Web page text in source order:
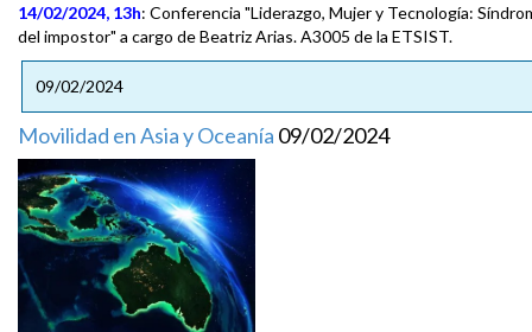
14/02/2024, 13h: Conferencia "Liderazgo, Mujer y Tecnología:
del impostor" a cargo de Beatriz Arias. A3005 de la ETSIST.
09/02/2024
Movilidad en Asia y Oceanía 09/02/2024